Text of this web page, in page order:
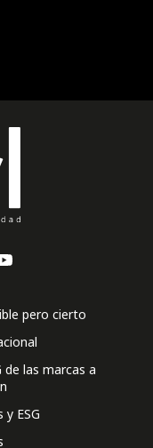
pero cierto
de las marcas a
y ESG